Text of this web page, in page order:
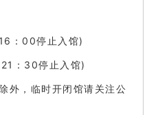
：00停止入馆)
：30停止入馆)
外，临时开闭馆请关注公